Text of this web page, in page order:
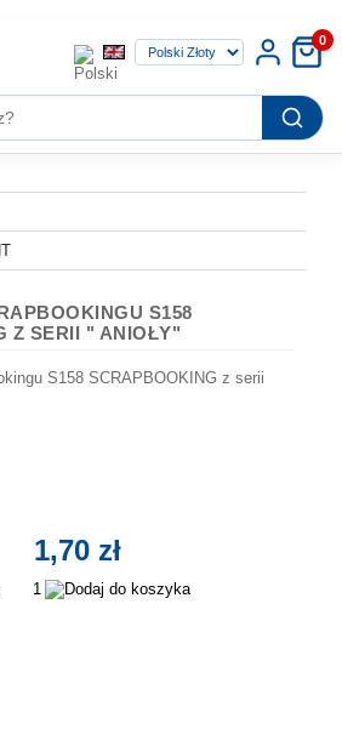
0
S158
Z SERII " ANIOŁY"
1,70 zł